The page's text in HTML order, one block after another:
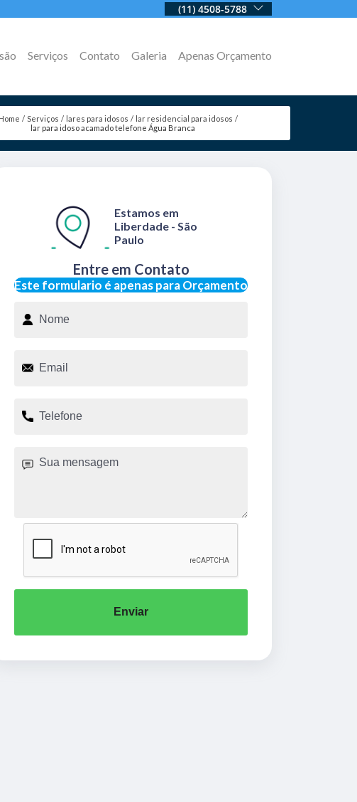
(11) 4508-5788
Serviços Contato Galeria Apenas Orçamento
Home Serviços lares para idosos
lar residencial para idosos
lar para idoso acamado telefone Água Branca
Este formulario é apenas para Orçamento
Entre em Contato
Estamos em
Liberdade - São
Paulo
Enviar